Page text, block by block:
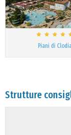
Piani di
Strutture